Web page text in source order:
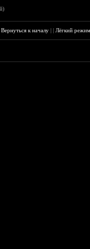
Вернуться к началу ||Лёгкий